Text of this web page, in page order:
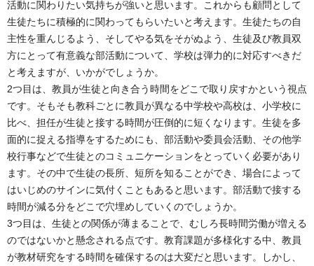
活動に関わりたい気持ちが強いと思います。これからも顧問として
生徒たちに積極的に関わってもらいたいと考えます。生徒たちの自
主性を重んじるよう、そしてやる気をそがぬよう、生徒及び教員双
方にとって有意義な部活動について、学校は弾力的に対応すべきだ
と考えますが、いかがでしょうか。
2つ目は、教員が生徒と向き合う時間をどこで取り戻すかという視点
です。そもそも教科ごとに教員が異なる中学校や高校は、小学校に
比べ、担任が生徒と接する時間が圧倒的に短くなります。生徒を多
面的に捉える指導をするためにも、部活動や委員会活動、その他学
校行事などで生徒とのコミュニケーションをとっていく必要があり
ます。その中で生徒の長所、短所を知ることができ、場合によって
はいじめのサインに気付くこともあると思います。部活動で接する
時間が減る分をどこで穴埋めしていくのでしょうか。
3つ目は、生徒との関係が薄まることで、むしろ長時間労働が増える
のではないかと懸念される点です。教育課題が多様化する中、教員
が教材研究をする時間を確保するのは大変だと思います。しかし、